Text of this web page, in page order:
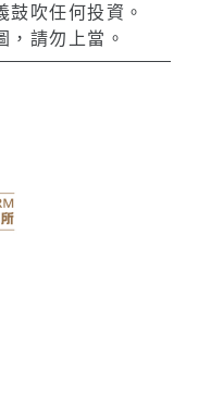
鼓吹任何投資。
，請勿上當。